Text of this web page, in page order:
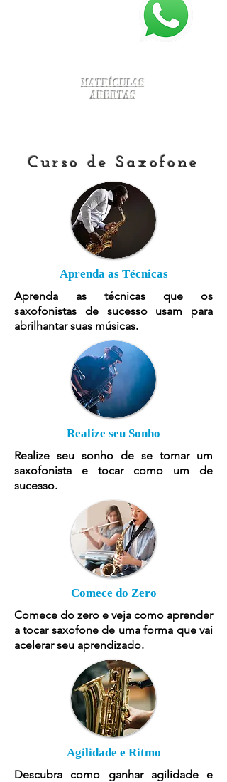
Matrículas
Abertas
Curso de Saxofone
Aprenda as Técnicas
Aprenda as técnicas que os
saxofonistas de sucesso usam para
abrilhantar suas músicas.
Realize seu Sonho
Realize seu sonho de se tornar um
saxofonista e tocar como um de
sucesso.
Comece do Zero
Comece do zero e veja como aprender
a tocar saxofone de uma forma que vai
acelerar seu aprendizado.
Agilidade e Ritmo
Descubra como ganhar agilidade e